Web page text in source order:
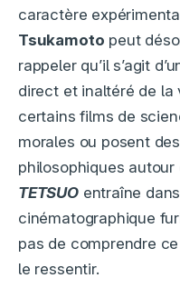
caractère
Tsukamoto peut
rappeler qu’il s’agit
direct et inaltéré de la
certains films de
morales ou posent
philosophiques
TETSUOentraîne
cinématographique
pas de comprendre
le ressentir.